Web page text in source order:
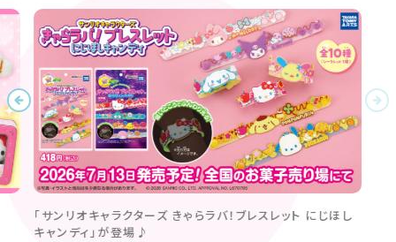
「サンリオキャラクターズ きゃらラバ！ブレスレット にじほし
キャンディ」が登場♪